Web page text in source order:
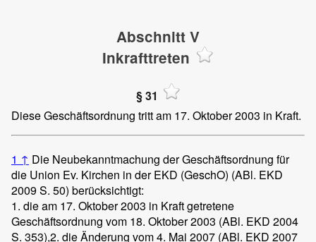
Abschnitt V
Inkrafttreten
§ 31
Diese Geschäftsordnung tritt am 17. Oktober 2003 in Kraft.
1 ↑ Die Neubekanntmachung der Geschäftsordnung für
die Union Ev. Kirchen in der EKD (GeschO) (ABl. EKD
2009 S. 50) berücksichtigt:
1. die am 17. Oktober 2003 in Kraft getretene
Geschäftsordnung vom 18. Oktober 2003 (ABl. EKD 2004
S. 353),2. die Änderung vom 4. Mai 2007 (ABl. EKD 2007